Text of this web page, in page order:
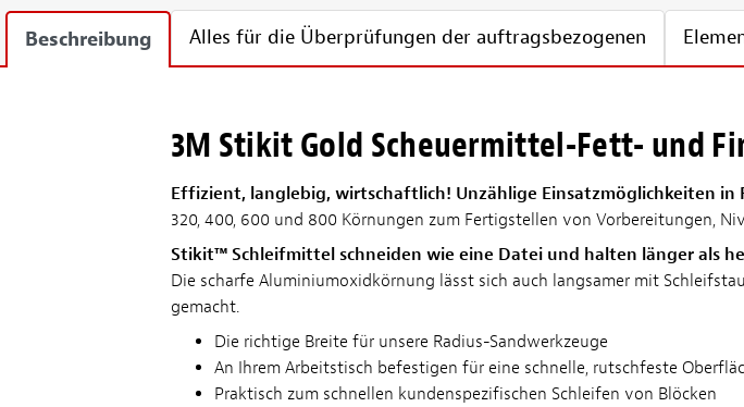
Beschreibung Alles für die Überprüfungen der auftragsbezogenen
3M Stikit Gold Scheuermittel-Fett- und
Effizient, langlebig, wirtschaftlich! Unzählige Einsatzmöglichkeiten
320, 400, 600 und 800 Körnungen zum Fertigstellen von Vorbereitungen,
Stikit™ Schleifmittel schneiden wie eine Datei und halten länger als
Die scharfe Aluminiumoxidkörnung lässt sich auch langsamer mit
gemacht.
Die richtige Breite für unsere Radius-Sandwerkzeuge
An Ihrem Arbeitstisch befestigen für eine schnelle, rutschfeste
Praktisch zum schnellen kundenspezifischen Schleifen von Blöcken